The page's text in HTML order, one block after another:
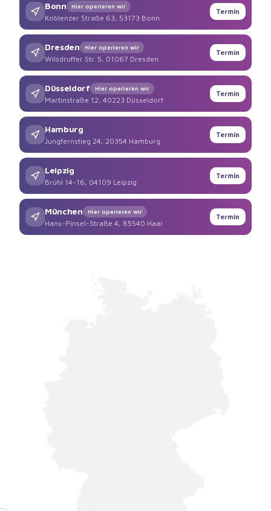
Bonn Hier operieren wir
Koblenzer Straße 63, 53173 Bonn
Termin
Dresden Hier operieren wir
Wilsdruffer Str. 5, 01067 Dresden
Termin
Düsseldorf Hier operieren wir
Martinstraße 12, 40223 Düsseldorf
Termin
Hamburg
Jungfernstieg 24, 20354 Hamburg
Termin
Leipzig
Brühl 14-16, 04109 Leipzig
Termin
München Hier operieren wir
Hans-Pinsel-Straße 4, 85540 Haar
Termin